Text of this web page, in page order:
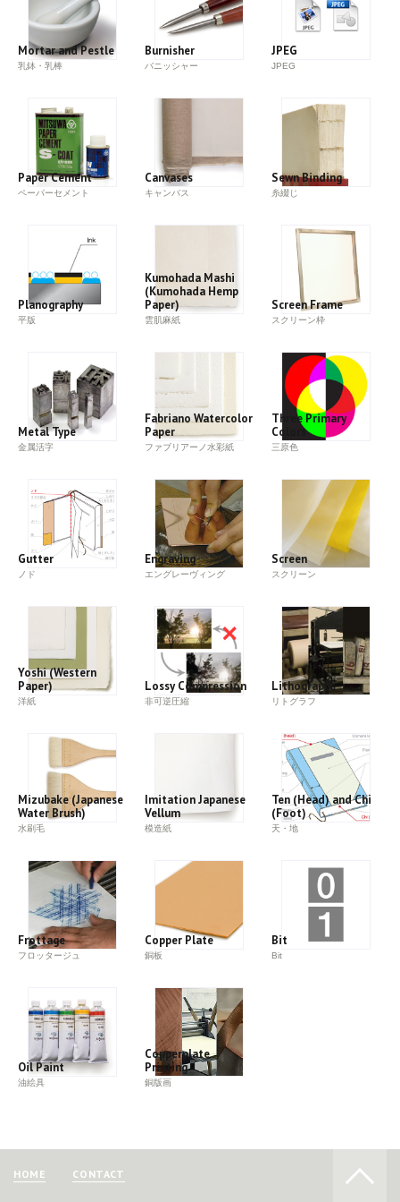
Mortar and Pestle
乳鉢・乳棒
Burnisher
バニッシャー
JPEG
JPEG
Paper Cement
ペーパーセメント
Canvases
キャンバス
Sewn Binding
糸綴じ
Planography
平版
Kumohada Mashi
(Kumohada Hemp
Paper)
雲肌麻紙
Screen Frame
スクリーン枠
Metal Type
金属活字
Fabriano Watercolor
Paper
ファブリアーノ水彩紙
Three Primary
Colors
三原色
Gutter
ノド
Engraving
エングレーヴィング
Screen
スクリーン
Yoshi (Western
Paper)
洋紙
Lossy Compression
非可逆圧縮
Lithographs
リトグラフ
Mizubake (Japanese
Water Brush)
水刷毛
Imitation Japanese
Vellum
模造紙
Ten (Head) and Chi
(Foot)
天・地
Frottage
フロッタージュ
Copper Plate
銅板
Bit
Bit
Oil Paint
油絵具
Copperplate
Printing
銅版画
HOME CONTACT